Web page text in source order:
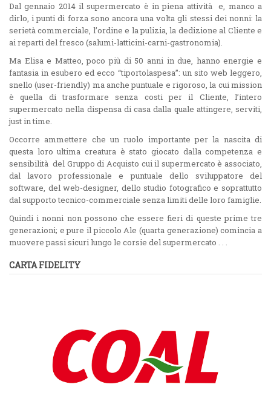
Dal gennaio 2014 il supermercato è in piena attività e, manco a
dirlo, i punti di forza sono ancora una volta gli stessi dei nonni: la
serietà commerciale, l’ordine e la pulizia, la dedizione al Cliente e
ai reparti del fresco (salumi-latticini-carni-gastronomia).
Ma Elisa e Matteo, poco più di 50 anni in due, hanno energie e
fantasia in esubero ed ecco “tiportolaspesa”: un sito web leggero,
snello (user-friendly) ma anche puntuale e rigoroso, la cui mission
è quella di trasformare senza costi per il Cliente, l’intero
supermercato nella dispensa di casa dalla quale attingere, serviti,
just in time.
Occorre ammettere che un ruolo importante per la nascita di
questa loro ultima creatura è stato giocato dalla competenza e
sensibilità del Gruppo di Acquisto cui il supermercato è associato,
dal lavoro professionale e puntuale dello sviluppatore del
software, del web-designer, dello studio fotografico e soprattutto
dal supporto tecnico-commerciale senza limiti delle loro famiglie.
Quindi i nonni non possono che essere fieri di queste prime tre
generazioni; e pure il piccolo Ale (quarta generazione) comincia a
muovere passi sicuri lungo le corsie del supermercato . . .
CARTA FIDELITY